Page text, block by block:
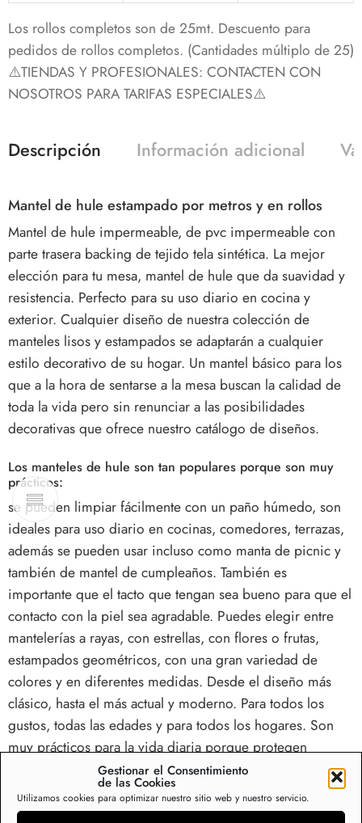
Gestionar el Consentimiento
de las Cookies
Utilizamos cookies para optimizar nuestro sitio web y nuestro servicio.
Los rollos completos son de 25mt. Descuento para
pedidos de rollos completos. (Cantidades múltiplo de 25)
⚠️TIENDAS Y PROFESIONALES: CONTACTEN CON
NOSOTROS PARA TARIFAS ESPECIALES⚠️
Descripción Información adicional
Mantel de hule estampado por metros y en rollos
Mantel de hule impermeable, de pvc impermeable con
parte trasera backing de tejido tela sintética. La mejor
elección para tu mesa, mantel de hule que da suavidad y
resistencia. Perfecto para su uso diario en cocina y
exterior. Cualquier diseño de nuestra colección de
manteles lisos y estampados se adaptarán a cualquier
estilo decorativo de su hogar. Un mantel básico para los
que a la hora de sentarse a la mesa buscan la calidad de
toda la vida pero sin renunciar a las posibilidades
decorativas que ofrece nuestro catálogo de diseños.
Los manteles de hule son tan populares porque son muy
prácticos:
se pueden limpiar fácilmente con un paño húmedo, son
ideales para uso diario en cocinas, comedores, terrazas,
además se pueden usar incluso como manta de picnic y
también de mantel de cumpleaños. También es
importante que el tacto que tengan sea bueno para que el
contacto con la piel sea agradable. Puedes elegir entre
mantelerías a rayas, con estrellas, con flores o frutas,
estampados geométricos, con una gran variedad de
colores y en diferentes medidas. Desde el diseño más
clásico, hasta el más actual y moderno. Para todos los
gustos, todas las edades y para todos los hogares. Son
muy prácticos para la vida diaria porque protegen
nuestras mesas y nos ahorran colada de manteles cada
semana. Además en verano son muy prácticos sobre los
muebles de terraza y en el interior son la perfecta